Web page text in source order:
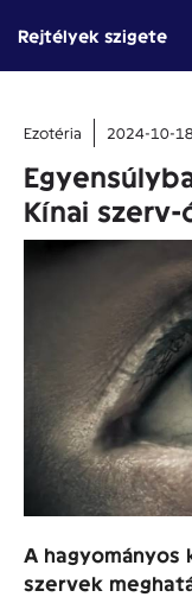
tartalomba
Rejtélyek szigete
Ezotéria 2024-10-
Kínai
A hagyományos
szervek